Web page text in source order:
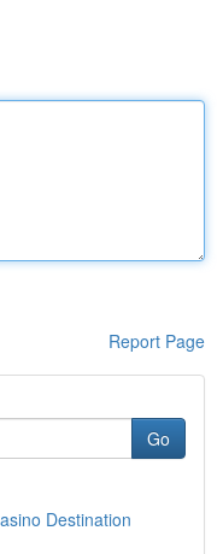
Report Page
Go
Destination